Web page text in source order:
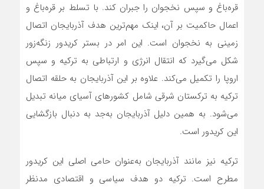
قره‌باغ و سپس نخجوان را جبران کند. با تسلط بر قره‌باغ و
اعمال حاکمیت بر آن، اینک مهم‌ترین هدف آذربایجان اتصال
زمینی به نخجوان است. این امر در بستر کریدور زنگه‌زور
شکل می‌گیرد که انتقال انرژی و ارتباطی به ترکیه و سپس
اروپا را تکمیل می‌کند. علاوه بر این آذربایجان به حلقه اتصال
ترکیه به ترکستان شرقی شامل کشورهای آسیای میانه تبدیل
می‌شود. به همین دلیل آذربایجان به‌جد به دنبال بازگشایی
این کریدور است.
ترکیه نیز مانند آذربایجان به‌عنوان حامی اصلی این کریدور
مطرح است. ترکیه دو هدف سیاسی و اقتصادی مدنظر